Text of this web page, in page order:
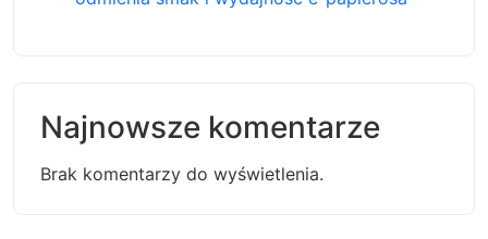
Najnowsze komentarze
Brak komentarzy do wyświetlenia.